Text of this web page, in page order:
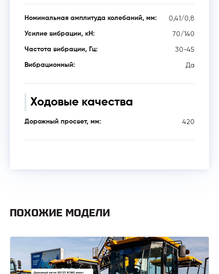
Номинальная амплитуда колебаний, мм: 0,41/0,8
Усилие вибрации, кН: 70/140
Частота вибрации, Гц: 30-45
Вибрационный: Да
Ходовые качества
Дорожный просвет, мм: 420
ПОХОЖИЕ МОДЕЛИ